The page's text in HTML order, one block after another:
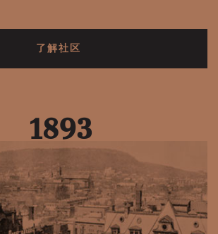
了解社区
1893